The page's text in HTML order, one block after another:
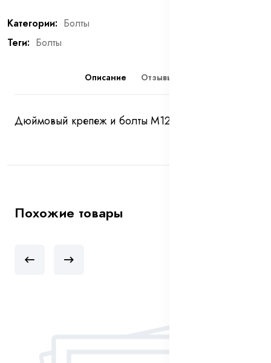
Категории: Болты
Теги: Болты
Описание Отзывы (0)
Дюймовый крепеж и болты М12*1,5
Похожие товары